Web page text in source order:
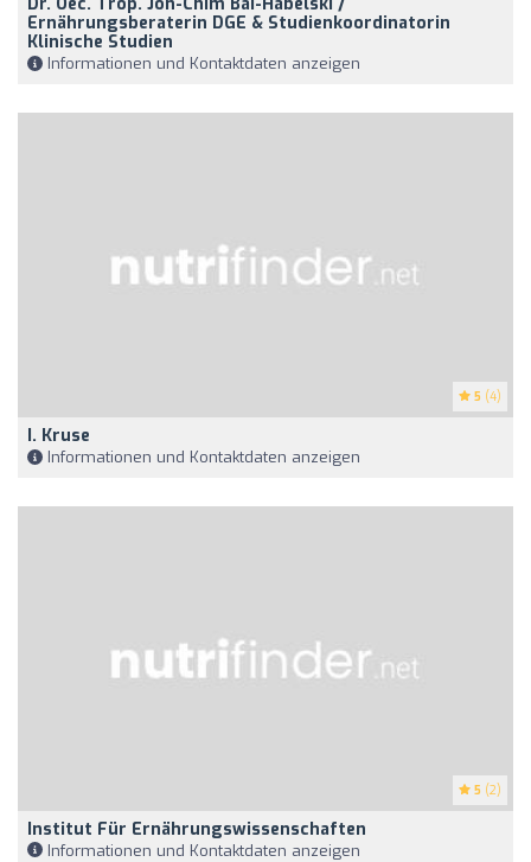
Ernährungsberaterin DGE & Studienkoordinatorin
Klinische Studien
Informationen und Kontaktdaten anzeigen
5 (4)
I. Kruse
Informationen und Kontaktdaten anzeigen
5 (2)
Institut Für Ernährungswissenschaften
Informationen und Kontaktdaten anzeigen